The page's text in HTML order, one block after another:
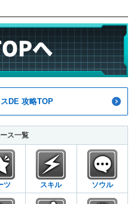
DE 攻略TOP
ス一覧
ツ スキル ソウル